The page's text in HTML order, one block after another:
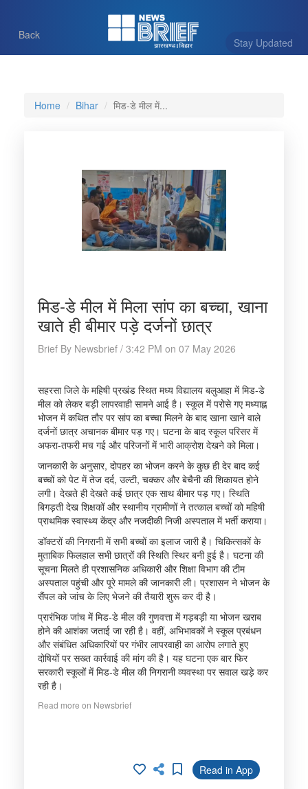
Stay Updated
Back
Home Bihar मिड-डे मील में...
मिड-डे मील में मिला सांप का बच्चा, खाना
खाते ही बीमार पड़े दर्जनों छात्र
Brief By Newsbrief / 3:42 PM on 07 May 2026
सहरसा जिले के महिषी प्रखंड स्थित मध्य विद्यालय बलुआहा में मिड-डे
मील को लेकर बड़ी लापरवाही सामने आई है। स्कूल में परोसे गए मध्याह्न
भोजन में कथित तौर पर सांप का बच्चा मिलने के बाद खाना खाने वाले
दर्जनों छात्र अचानक बीमार पड़ गए। घटना के बाद स्कूल परिसर में
अफरा-तफरी मच गई और परिजनों में भारी आक्रोश देखने को मिला।
जानकारी के अनुसार, दोपहर का भोजन करने के कुछ ही देर बाद कई
बच्चों को पेट में तेज दर्द, उल्टी, चक्कर और बेचैनी की शिकायत होने
लगी। देखते ही देखते कई छात्र एक साथ बीमार पड़ गए। स्थिति
बिगड़ती देख शिक्षकों और स्थानीय ग्रामीणों ने तत्काल बच्चों को महिषी
प्राथमिक स्वास्थ्य केंद्र और नजदीकी निजी अस्पताल में भर्ती कराया।
डॉक्टरों की निगरानी में सभी बच्चों का इलाज जारी है। चिकित्सकों के
मुताबिक फिलहाल सभी छात्रों की स्थिति स्थिर बनी हुई है। घटना की
सूचना मिलते ही प्रशासनिक अधिकारी और शिक्षा विभाग की टीम
अस्पताल पहुंची और पूरे मामले की जानकारी ली। प्रशासन ने भोजन के
सैंपल को जांच के लिए भेजने की तैयारी शुरू कर दी है।
प्रारंभिक जांच में मिड-डे मील की गुणवत्ता में गड़बड़ी या भोजन खराब
होने की आशंका जताई जा रही है। वहीं, अभिभावकों ने स्कूल प्रबंधन
और संबंधित अधिकारियों पर गंभीर लापरवाही का आरोप लगाते हुए
दोषियों पर सख्त कार्रवाई की मांग की है। यह घटना एक बार फिर
सरकारी स्कूलों में मिड-डे मील की निगरानी व्यवस्था पर सवाल खड़े कर
रही है।
Read more on Newsbrief
Read in App